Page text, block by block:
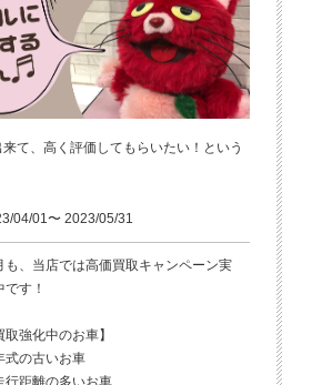
て、高く評価してもらいたい！という
04/01〜 2023/05/31
も、当店では高価買取キャンペーン実
です！
取強化中のお車】
式の古いお車
行距離の多いお車